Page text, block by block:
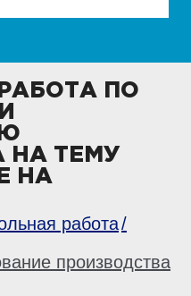
ПО
НА ТЕМУ
НА
работа
производства